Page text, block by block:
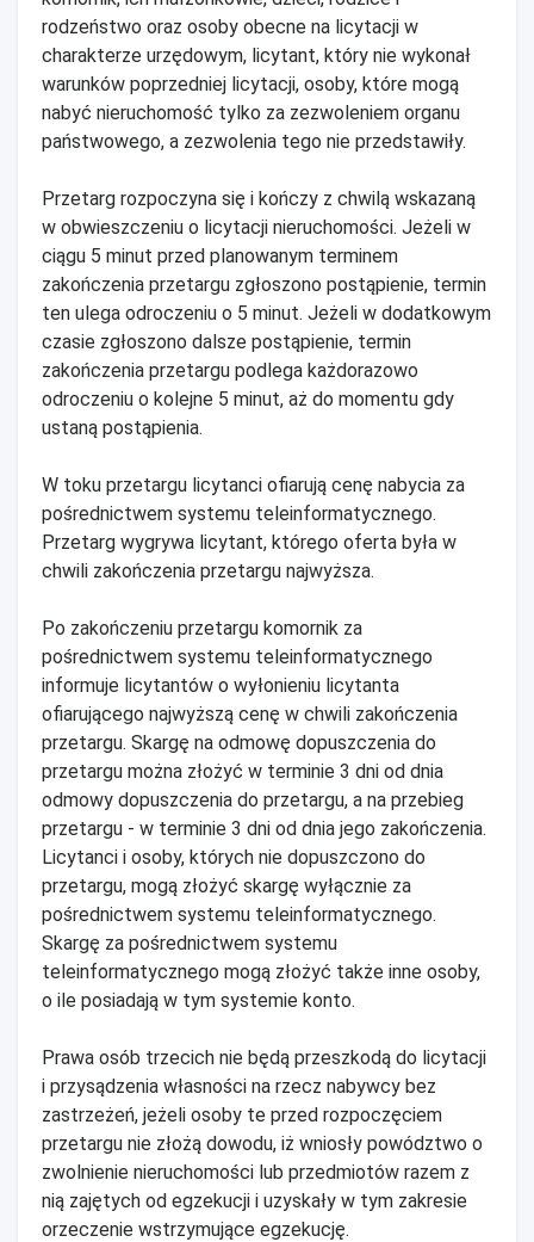
rodzeństwo oraz osoby obecne na licytacji w
charakterze urzędowym, licytant, który nie wykonał
warunków poprzedniej licytacji, osoby, które mogą
nabyć nieruchomość tylko za zezwoleniem organu
państwowego, a zezwolenia tego nie przedstawiły.
Przetarg rozpoczyna się i kończy z chwilą wskazaną
w obwieszczeniu o licytacji nieruchomości. Jeżeli w
ciągu 5 minut przed planowanym terminem
zakończenia przetargu zgłoszono postąpienie, termin
ten ulega odroczeniu o 5 minut. Jeżeli w dodatkowym
czasie zgłoszono dalsze postąpienie, termin
zakończenia przetargu podlega każdorazowo
odroczeniu o kolejne 5 minut, aż do momentu gdy
ustaną postąpienia.
W toku przetargu licytanci ofiarują cenę nabycia za
pośrednictwem systemu teleinformatycznego.
Przetarg wygrywa licytant, którego oferta była w
chwili zakończenia przetargu najwyższa.
Po zakończeniu przetargu komornik za
pośrednictwem systemu teleinformatycznego
informuje licytantów o wyłonieniu licytanta
ofiarującego najwyższą cenę w chwili zakończenia
przetargu. Skargę na odmowę dopuszczenia do
przetargu można złożyć w terminie 3 dni od dnia
odmowy dopuszczenia do przetargu, a na przebieg
przetargu - w terminie 3 dni od dnia jego zakończenia.
Licytanci i osoby, których nie dopuszczono do
przetargu, mogą złożyć skargę wyłącznie za
pośrednictwem systemu teleinformatycznego.
Skargę za pośrednictwem systemu
teleinformatycznego mogą złożyć także inne osoby,
o ile posiadają w tym systemie konto.
Prawa osób trzecich nie będą przeszkodą do licytacji
i przysądzenia własności na rzecz nabywcy bez
zastrzeżeń, jeżeli osoby te przed rozpoczęciem
przetargu nie złożą dowodu, iż wniosły powództwo o
zwolnienie nieruchomości lub przedmiotów razem z
nią zajętych od egzekucji i uzyskały w tym zakresie
orzeczenie wstrzymujące egzekucję.